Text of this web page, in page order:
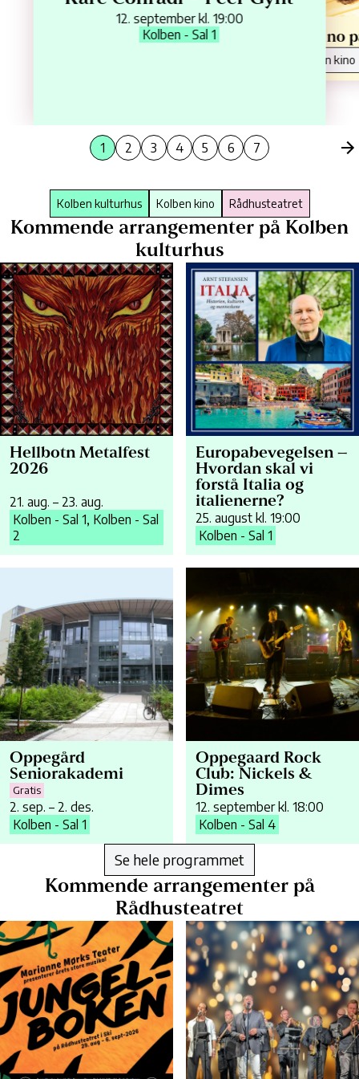
12. september kl. 19:00
Kolben - Sal 1
Sommer og kino
Kolben kino
1 2 3 4 5 6 7
Kolben kulturhus Kolben kino Rådhusteatret
Kommende arrangementer på Kolben
kulturhus
Hellbotn Metalfest
2026
21. aug. – 23. aug.
Kolben - Sal 1, Kolben - Sal
2
Europabevegelsen –
Hvordan skal vi
forstå Italia og
italienerne?
25. august kl. 19:00
Kolben - Sal 1
Oppegård
Seniorakademi
Gratis
2. sep. – 2. des.
Kolben - Sal 1
Oppegaard Rock
Club: Nickels &
Dimes
12. september kl. 18:00
Kolben - Sal 4
Se hele programmet
Kommende arrangementer på
Rådhusteatret